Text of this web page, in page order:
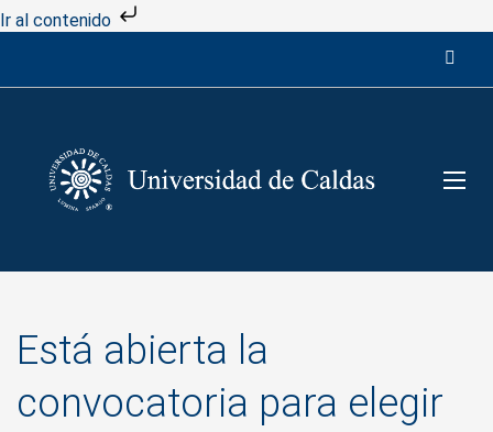
Ir al contenido
Está abierta la
convocatoria para elegir